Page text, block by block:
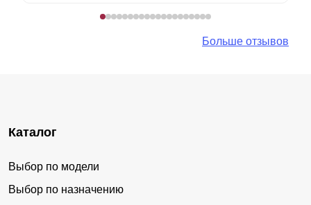
Больше отзывов
Каталог
Выбор по модели
Выбор по назначению